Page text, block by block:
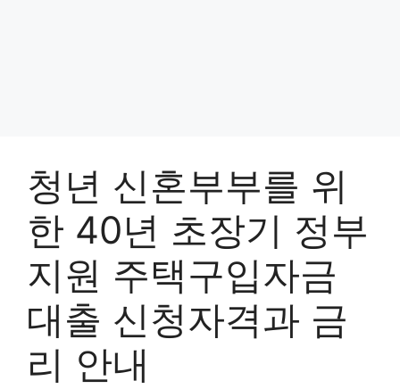
청년 신혼부부를 위
한 40년 초장기 정부
지원 주택구입자금
대출 신청자격과 금
리 안내